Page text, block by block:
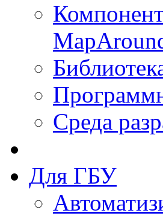
Среда
Для ГБУ